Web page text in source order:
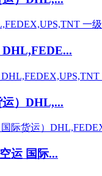
DHL,FEDE...
）DHL,...
运 国际...